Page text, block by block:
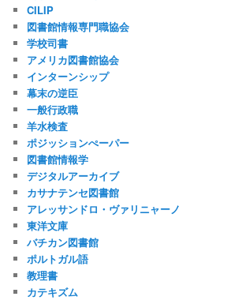
CILIP
図書館情報専門職協会
学校司書
アメリカ図書館協会
インターンシップ
幕末の逆臣
一般行政職
羊水検査
ポジッションぺーパー
図書館情報学
デジタルアーカイブ
カサナテンセ図書館
アレッサンドロ・ヴァリニャーノ
東洋文庫
バチカン図書館
ポルトガル語
教理書
カテキズム